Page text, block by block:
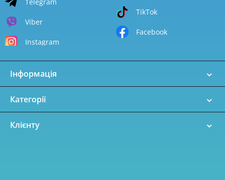
Viber
Instagram
TikTok
Facebook
Інформація
Категорії
Клієнту